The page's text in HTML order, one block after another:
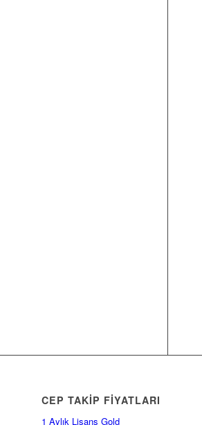
CEP TAKİP FİYATLARI
1 Aylık Lisans Gold